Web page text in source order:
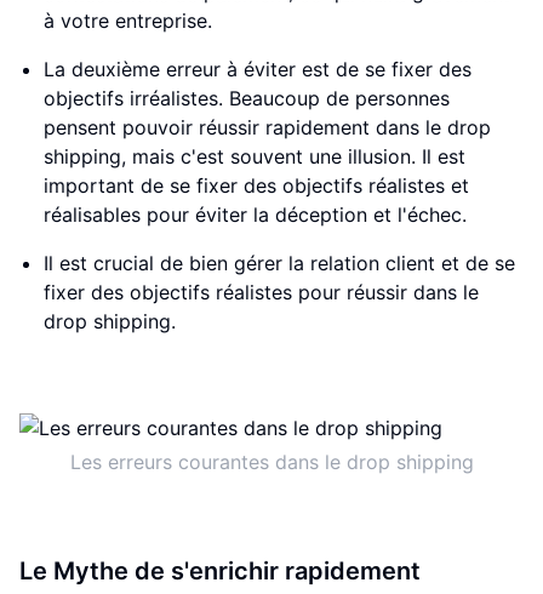
à votre entreprise.
La deuxième erreur à éviter est de se fixer des
objectifs irréalistes. Beaucoup de personnes
pensent pouvoir réussir rapidement dans le drop
shipping, mais c'est souvent une illusion. Il est
important de se fixer des objectifs réalistes et
réalisables pour éviter la déception et l'échec.
Il est crucial de bien gérer la relation client et de se
fixer des objectifs réalistes pour réussir dans le
drop shipping.
Les erreurs courantes dans le drop shipping
Le Mythe de s'enrichir rapidement